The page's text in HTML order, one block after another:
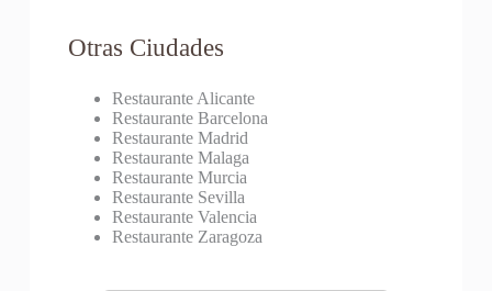
Otras Ciudades
Restaurante Alicante
Restaurante Barcelona
Restaurante Madrid
Restaurante Malaga
Restaurante Murcia
Restaurante Sevilla
Restaurante Valencia
Restaurante Zaragoza